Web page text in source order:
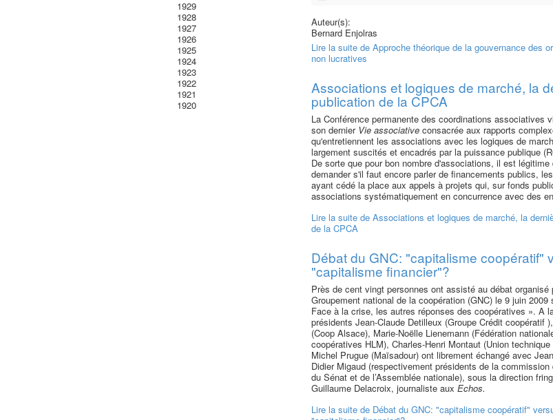
1929
1928
1927
1926
1925
1924
1923
1922
1921
1920
Auteur(s):
Bernard Enjolras
Lire la suite de Approche théorique de la gouvernance des
non lucratives
Associations et logiques de marché, la
publication de la CPCA
La Conférence permanente des coordinations associatives
son dernier Vie associative consacrée aux rapports
qu'entretiennent les associations avec les logiques de
largement suscités et encadrés par la puissance publique
De sorte que pour bon nombre d'associations, il est légitime
demander s'il faut encore parler de financements publics,
ayant cédé la place aux appels à projets qui, sur fonds
associations systématiquement en concurrence avec des
Lire la suite de Associations et logiques de marché, la
de la CPCA
Débat du GNC: "capitalisme coopératif"
"capitalisme financier"?
Près de cent vingt personnes ont assisté au débat organisé
Groupement national de la coopération (GNC) le 9 juin 2009
Face à la crise, les autres réponses des coopératives ». A
présidents Jean-Claude Detilleux (Groupe Crédit coopératif
(Coop Alsace), Marie-Noëlle Lienemann (Fédération
coopératives HLM), Charles-Henri Montaut (Union
Michel Prugue (Maïsadour) ont librement échangé avec
Didier Migaud (respectivement présidents de la commission
du Sénat et de l’Assemblée nationale), sous la direction
Guillaume Delacroix, journaliste aux Echos.
Lire la suite de Débat du GNC: "capitalisme coopératif"